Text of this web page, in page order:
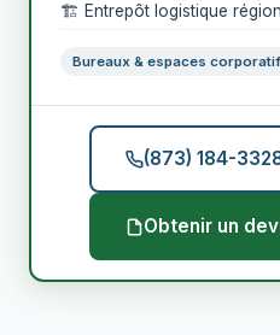
🏗️ Entrepôt logistique
Bureaux & espaces
(873) 184-
Obtenir un